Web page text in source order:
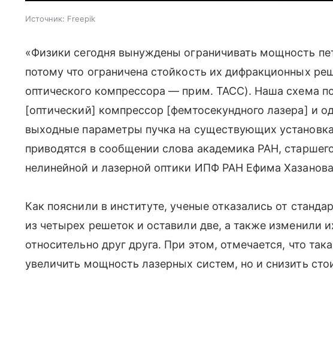
Источник: Freepik
«Физики сегодня вынуждены ограничивать мощность
потому что ограничена стойкость их дифракционных
оптического компрессора — прим. ТАСС). Наша схема
[оптический] компрессор [фемтосекундного лазера] и
выходные параметры пучка на существующих
приводятся в сообщении слова академика РАН,
нелинейной и лазерной оптики ИПФ РАН Ефима
Как пояснили в институте, ученые отказались от
из четырех решеток и оставили две, а также изменили
относительно друг друга. При этом, отмечается, что
увеличить мощность лазерных систем, но и снизить